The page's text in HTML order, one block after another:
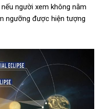
người xem không nằm
ngưỡng được hiện tượng